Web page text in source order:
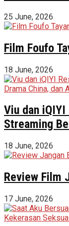
25 June, 2026
Film Foufo
18 June, 2026
Viu dan iQIYI
Streaming
18 June, 2026
Review Film
17 June, 2026